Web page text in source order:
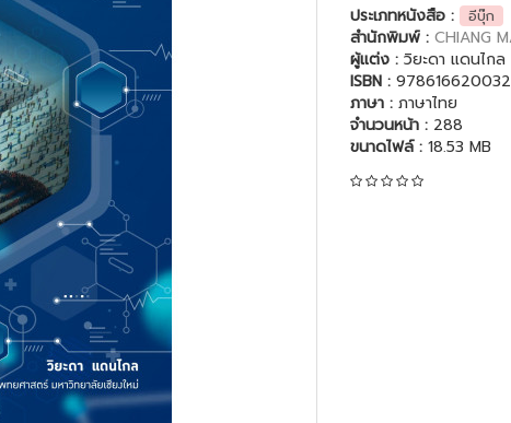
ประเภทหนังสือ :
อีบุ๊ก
สำนักพิมพ์ : CHIANG
ผู้แต่ง : วิยะดา แดนไกล
ISBN :
ภาษา : ภาษาไทย
จำนวนหน้า : 288
ขนาดไฟล์ : 18.53 MB